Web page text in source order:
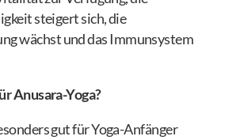
steigert sich, die
wächst und das Immunsystem
Anusara-Yoga?
gut für Yoga-Anfänger